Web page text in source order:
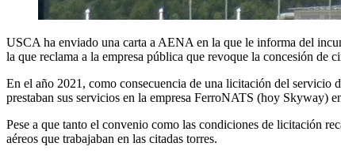
USCA ha enviado una carta a AENA en la que le informa del
la que reclama a la empresa pública que revoque la concesión de
En el año 2021, como consecuencia de una licitación del servicio
prestaban sus servicios en la empresa FerroNATS (hoy Skyway)
Pese a que tanto el convenio como las condiciones de licitación
aéreos que trabajaban en las citadas torres.